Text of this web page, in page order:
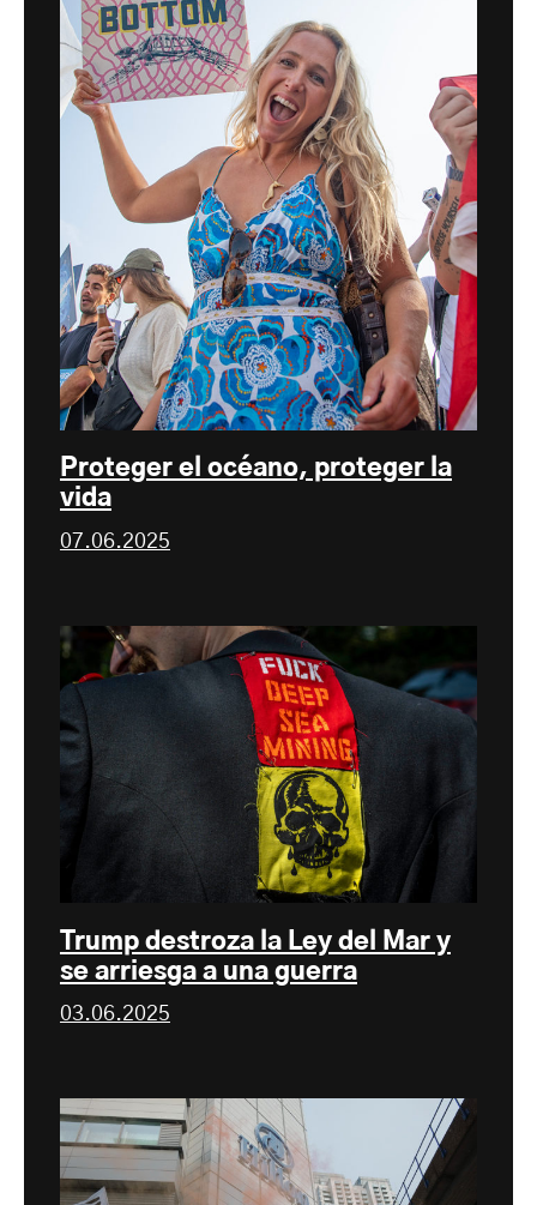
Proteger el océano, proteger la
vida
07.06.2025
Trump destroza la Ley del Mar y
se arriesga a una guerra
03.06.2025